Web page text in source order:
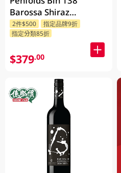
Barossa Shiraz
Grenache Mataro
750ML
2件$500
指定品牌9折
指定分類85折
$379.00